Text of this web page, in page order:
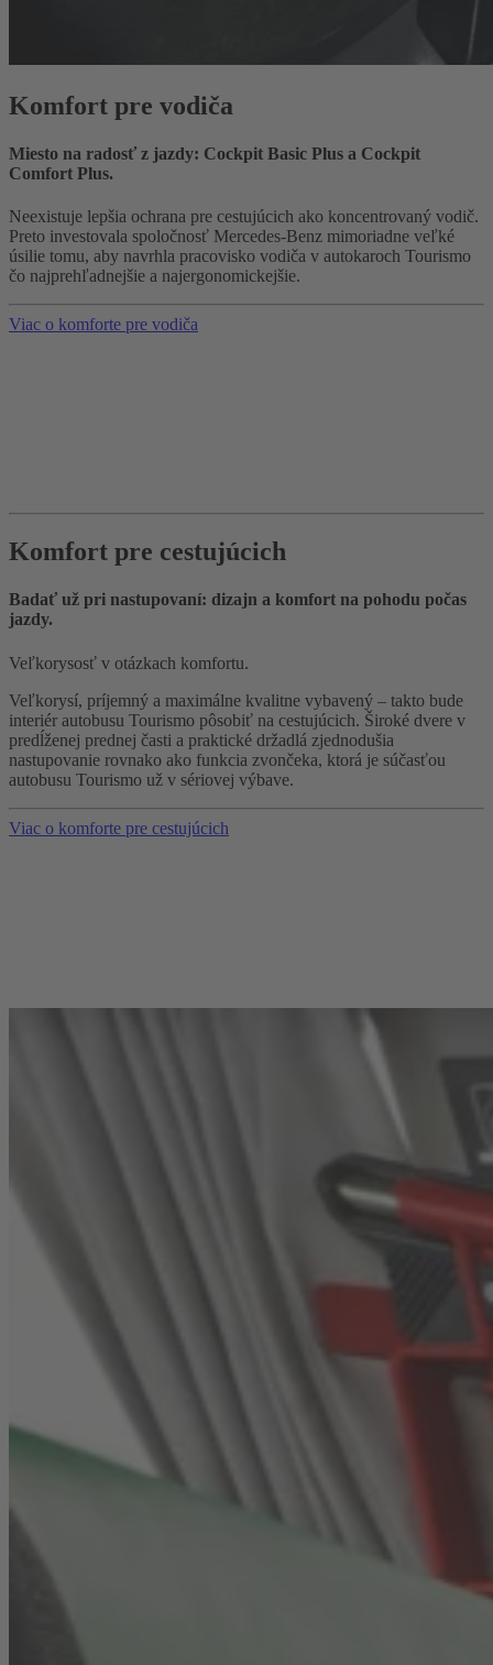
Komfort pre vodiča
Miesto na radosť z jazdy: Cockpit Basic Plus a Cockpit
Comfort Plus.
Neexistuje lepšia ochrana pre cestujúcich ako koncentrovaný vodič.
Preto investovala spoločnosť Mercedes-Benz mimoriadne veľké
úsilie tomu, aby navrhla pracovisko vodiča v autokaroch Tourismo
čo najprehľadnejšie a najergonomickejšie.
Viac o komforte pre vodiča
Komfort pre cestujúcich
Badať už pri nastupovaní: dizajn a komfort na pohodu počas
jazdy.
Veľkorysosť v otázkach komfortu.
Veľkorysí, príjemný a maximálne kvalitne vybavený – takto bude
interiér autobusu Tourismo pôsobiť na cestujúcich. Široké dvere v
predĺženej prednej časti a praktické držadlá zjednodušia
nastupovanie rovnako ako funkcia zvončeka, ktorá je súčasťou
autobusu Tourismo už v sériovej výbave.
Viac o komforte pre cestujúcich